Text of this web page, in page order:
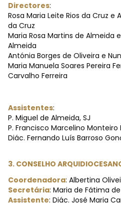
Directores:
Rosa Maria Leite Rios da Cruz
da Cruz
Maria Rosa Martins de Almeida
Almeida
Antónia Borges de Oliveira e
Maria Manuela Soares Pereira
Carvalho Ferreira
Assistentes:
P. Miguel de Almeida, SJ
P. Francisco Marcelino Monteiro
Diác. Fernando Luís Barroso
3. CONSELHO
Coordenadora: Albertina
Secretária: Maria de Fátima
Assistente: Diác. José Maria